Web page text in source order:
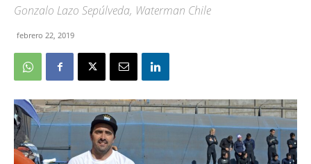
Gonzalo Lazo Sepúlveda, Waterman Chile
febrero 22, 2019